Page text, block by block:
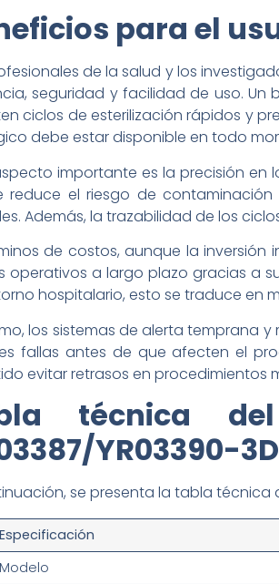
para el
de la salud y los
seguridad y facilidad de uso.
ciclos de esterilización rápidos y
debe estar disponible en todo
importante es la precisión en
reduce el riesgo de
Además, la trazabilidad de los
de costos, aunque la
operativos a largo plazo gracias a
hospitalario, esto se traduce en
los sistemas de alerta temprana
fallas antes de que afecten el
evitar retrasos en procedimientos
técnica
YR03390-
se presenta la tabla
Especificación
Modelo